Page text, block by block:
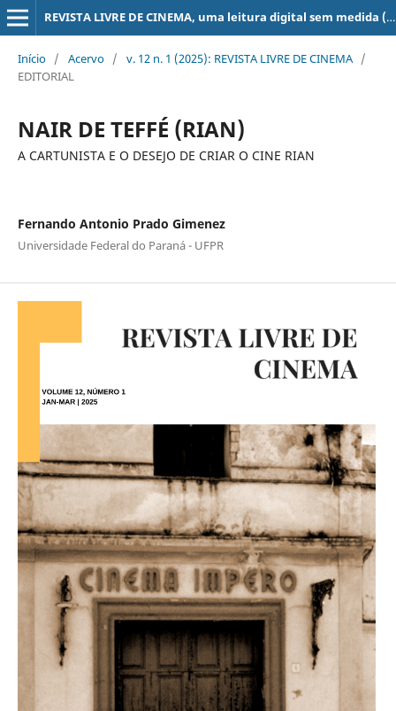
REVISTA LIVRE DE CINEMA, uma leitura digital sem medida (super 8, 16, 35, 70 mm, ...)
Início / Acervo / v. 12 n. 1 (2025): REVISTA LIVRE DE CINEMA /
EDITORIAL
NAIR DE TEFFÉ (RIAN)
A CARTUNISTA E O DESEJO DE CRIAR O CINE RIAN
Fernando Antonio Prado Gimenez
Universidade Federal do Paraná - UFPR